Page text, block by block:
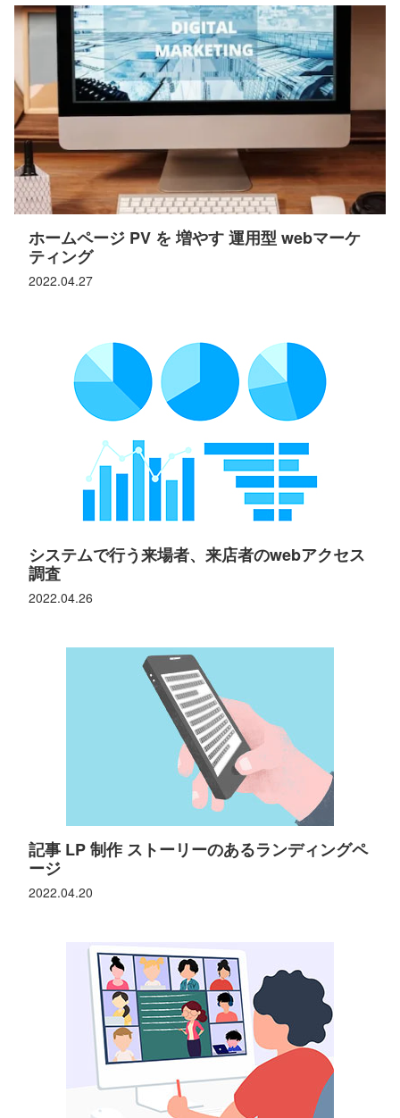
2022.04.27
ホームページ PV を 増やす 運用型 webマーケ
ティング
2022.04.26
システムで行う来場者、来店者のwebアクセス
調査
2022.04.20
記事 LP 制作 ストーリーのあるランディングペ
ージ